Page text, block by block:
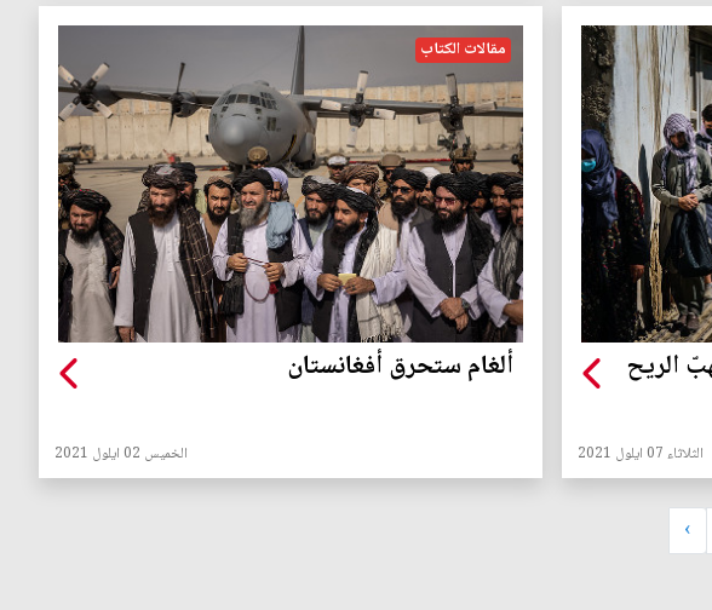
الريح
الثلاثاء 07 ايلول 2021
مقالات الكتاب
ألغام ستحرق أفغانستان
الخميس 02 ايلول 2021
›